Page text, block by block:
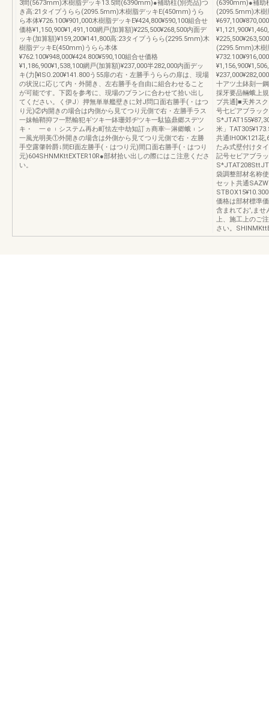
3間(5673mm)木樹脂デッキ13.5間(6390mm)●補助柱(別売品)つ
き高:21タイプうらら(2095.5mm)木樹脂デッキE(450mm)うら
ら本体¥726.100¥901,000木樹脂デッキE¥424,800¥590,100組合せ
価格¥1,150,900¥1,491,100網戸(加算額)¥225,500¥268,500内面デ
ッキ(加算額)¥159,200¥141,800高:23タイプうらら(2295.5mm)木
樹脂デッキE(450mm)うらら本体
¥762.100¥948,000¥424.800¥590,100組合せ価格
¥1,186,900¥1,538,100網戸(加算額)¥237,000半282,000内面デッ
キ(力[¥lSO.200¥141.800う55扉の右・左勝手うららの扉は、現場
の状況に応じて内・外開き、左右勝手を自由に組合わせること
が可能です。下図を参考に、現場のプランに合わせて拾い出し
てください。く伊J〉押無単単艦壁きに対J問口面右勝手(・はつ
り元)②内開きの場合は内側から見てつり元側で右・左勝手ラス
一妹軸鞘抑フ一黙輸犯ギツキ一鉢珊郊ヂツキ一駄協鼎郷スデツ
キ・ 一ｅ︲システム再わ町怯左中劫知訂ヵ商車﹂淋郷蛾︲ン
一風光明美①外開きの場含は外側から見てつり元側で右・左勝
手空露肇幹爵↓間El面左勝手(・はつり元)間口面右勝手(・はつり
元)604SHNMKttEXTER10R●部材拾い出しの際にはこ注意くださ
い。
(6390mm)●補助
(2095.5mm)木
(2295.5mm)木
十アツ土鉢刻一
採牙要品輛蛾上
プ共通]■天丼ス
号七ピアブラッ
米」
共通IH00K121花
たみ式壁付けタ
記号セビアブラ
袋調整部材名称
セット共通
価格は部材標準
含まれてお',ませ
上、施工上のご
さい。